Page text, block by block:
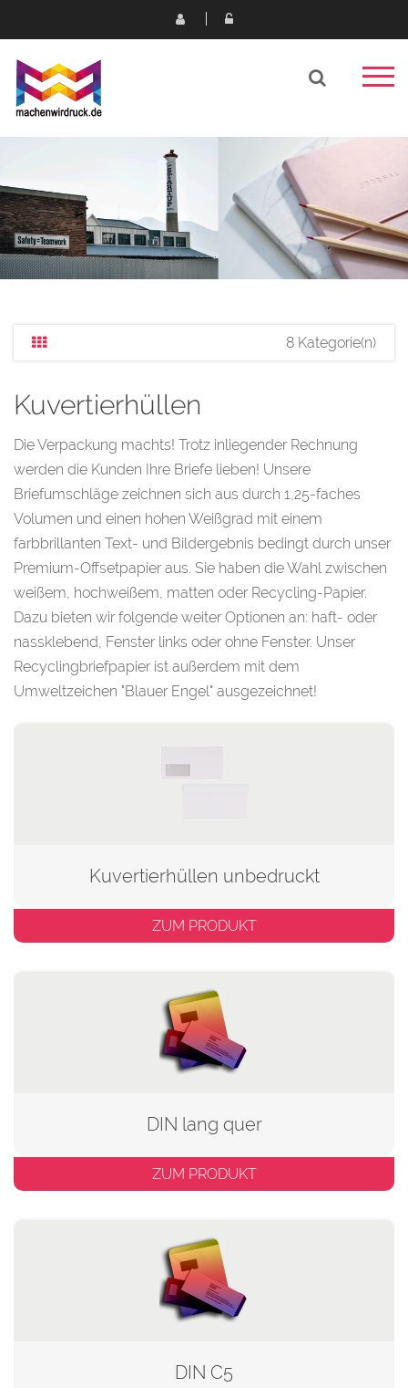
8 Kategorie(n)
Kuvertierhüllen
Die Verpackung machts! Trotz inliegender Rechnung
werden die Kunden Ihre Briefe lieben! Unsere
Briefumschläge zeichnen sich aus durch 1,25-faches
Volumen und einen hohen Weißgrad mit einem
farbbrillanten Text- und Bildergebnis bedingt durch unser
Premium-Offsetpapier aus. Sie haben die Wahl zwischen
weißem, hochweißem, matten oder Recycling-Papier.
Dazu bieten wir folgende weiter Optionen an: haft- oder
nassklebend, Fenster links oder ohne Fenster. Unser
Recyclingbriefpapier ist außerdem mit dem
Umweltzeichen "Blauer Engel" ausgezeichnet!
Kuvertierhüllen unbedruckt
ZUM PRODUKT
DIN lang quer
ZUM PRODUKT
DIN C5